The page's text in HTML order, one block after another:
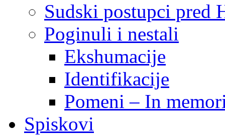
Sudski postupci pred
Poginuli i nestali
Ekshumacije
Identifikacije
Pomeni – In
Spiskovi